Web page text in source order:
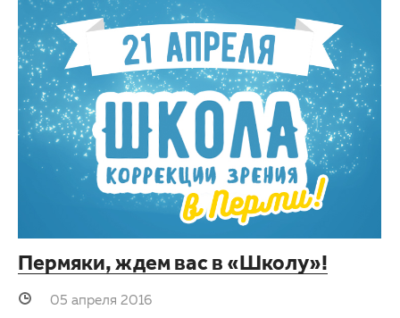
Пермяки, ждем вас в «Школу»!
05 апреля 2016